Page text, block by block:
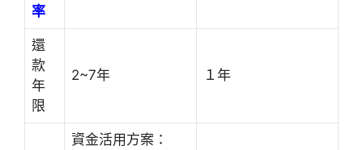
率
還
款
年
限
2~7年 １年
資金活用方案：